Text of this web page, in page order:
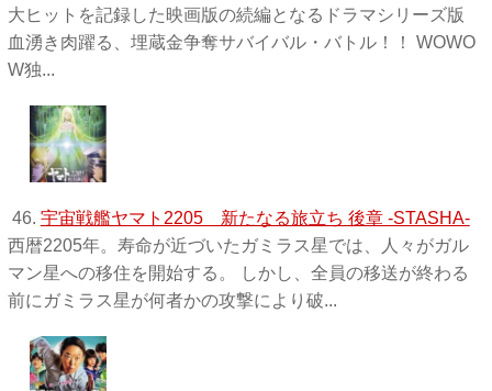
大ヒットを記録した映画版の続編となるドラマシリーズ版
血湧き肉躍る、埋蔵金争奪サバイバル・バトル！！ WOWO
W独 ...
46. 宇宙戦艦ヤマト2205 新たなる旅立ち 後章 -STASHA-
西暦2205年。寿命が近づいたガミラス星では、人々がガル
マン星への移住を開始する。 しかし、全員の移送が終わる
前にガミラス星が何者かの攻撃により破...